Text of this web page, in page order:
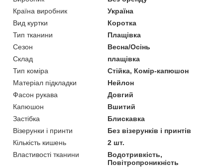
Країна виробник
Україна
Вид куртки
Коротка
Тип тканини
Плащівка
Сезон
Весна/Осінь
Склад
плащівка
Тип коміра
Стійка, Комір-капюшон
Матеріал підкладки
Нейлон
Фасон рукава
Довгий
Капюшон
Вшитий
Застібка
Блискавка
Візерунки і принти
Без візерунків і принтів
Кількість кишень
2 шт.
Властивості тканини
Водотривкість,
Повітропроникність